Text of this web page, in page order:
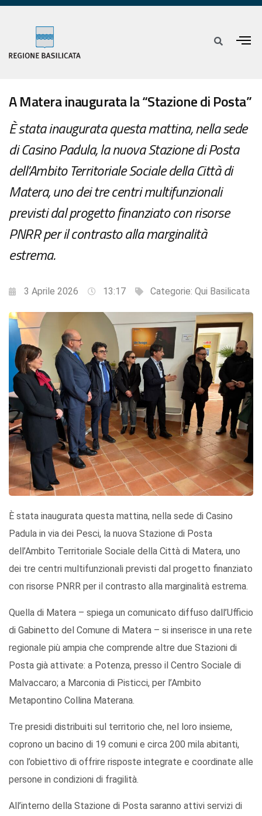
A Matera inaugurata la “Stazione di Posta”
È stata inaugurata questa mattina, nella sede
di Casino Padula, la nuova Stazione di Posta
dell’Ambito Territoriale Sociale della Città di
Matera, uno dei tre centri multifunzionali
previsti dal progetto finanziato con risorse
PNRR per il contrasto alla marginalità
estrema.
3 Aprile 2026 13:17 Categorie: Qui Basilicata
È stata inaugurata questa mattina, nella sede di Casino
Padula in via dei Pesci, la nuova Stazione di Posta
dell’Ambito Territoriale Sociale della Città di Matera, uno
dei tre centri multifunzionali previsti dal progetto finanziato
con risorse PNRR per il contrasto alla marginalità estrema.
Quella di Matera – spiega un comunicato diffuso dall’Ufficio
di Gabinetto del Comune di Matera – si inserisce in una rete
regionale più ampia che comprende altre due Stazioni di
Posta già attivate: a Potenza, presso il Centro Sociale di
Malvaccaro; a Marconia di Pisticci, per l’Ambito
Metapontino Collina Materana.
Tre presidi distribuiti sul territorio che, nel loro insieme,
coprono un bacino di 19 comuni e circa 200 mila abitanti,
con l’obiettivo di offrire risposte integrate e coordinate alle
persone in condizioni di fragilità.
All’interno della Stazione di Posta saranno attivi servizi di